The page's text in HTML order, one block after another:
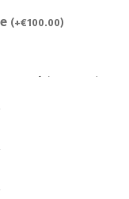
(+€100.00)